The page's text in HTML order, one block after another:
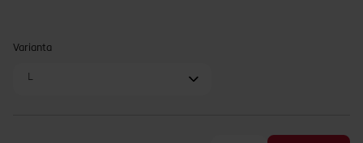
Varianta
L